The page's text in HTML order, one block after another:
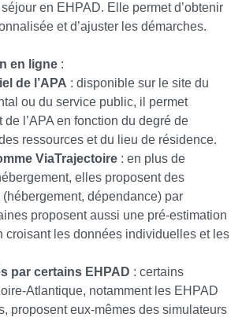
séjour en EHPAD. Elle permet d’obtenir
et d’ajuster les démarches.
en ligne :
de l’APA : disponible sur le site du
ou du service public, il permet
de l’APA en fonction du degré de
ressources et du lieu de résidence.
ViaTrajectoire : en plus de
elles proposent des
dépendance) par
proposent aussi une pré-estimation
croisant les données individuelles et les
par certains EHPAD : certains
Atlantique, notamment les EHPAD
proposent eux-mêmes des simulateurs